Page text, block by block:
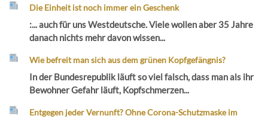
Die Einheit ist noch immer ein Geschenk
:... auch für uns Westdeutsche. Viele wollen aber 35 Jahre
danach nichts mehr davon wissen...
Wie befreit man sich aus dem grünen Kopfgefängnis?
In der Bundesrepublik läuft so viel falsch, dass man als ihr
Bewohner Gefahr läuft, Kopfschmerzen...
Entgegen jeder Vernunft? Ohne Corona-Schutzmaske im